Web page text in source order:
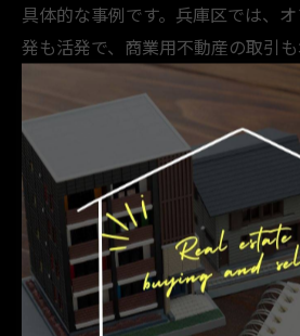
具体的な事例です。兵庫区では、
発も活発で、商業用不動産の取引
投資の際は、地域の人口動態や将
遇措置なども十分に調査し、リス
う。初心者は、利回りだけでなく、
口戦略も含めた総合的な視点で判
イントとなります。
不動産売買動向と人口変動の関係